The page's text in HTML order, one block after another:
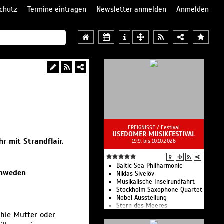
Termine eintragen Newsletter anmelden
Anmelden
mit Strandflair.
Mutter oder
EREIGNISSE / Festival
USEDOMER MUSIKFESTIVAL
19.9. bis 10.10.2026
Baltic Sea Philharmonic
Niklas Sivelöv
Musikalische Inselrundfahrt
Stockholm Saxophone Quartet
Nobel Ausstellung
Stern des Meeres
Lemon Squeezy